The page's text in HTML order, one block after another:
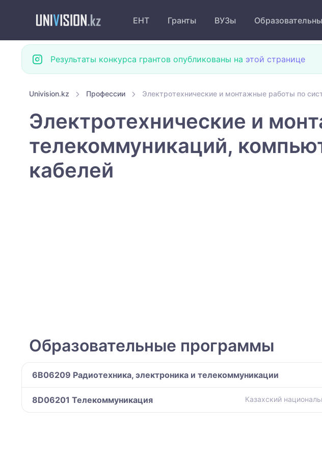
ЕНТ Гранты ВУЗы
Результаты конкурса грантов опубликованы на этой странице
Univision.kz Профессии Электротехнические и монтажные работы по
Электротехнические и
телекоммуникаций,
кабелей
Образовательные программы
6B06209 Радиотехника, электроника и телекоммуникации
8D06201 Телекоммуникация Казахский